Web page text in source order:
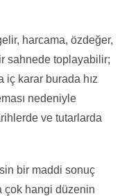
harcama, özdeğer,
sahnede toplayabilir;
iç karar burada hız
nedeniyle
ve tutarlarda
bir maddi sonuç
çok hangi düzenin